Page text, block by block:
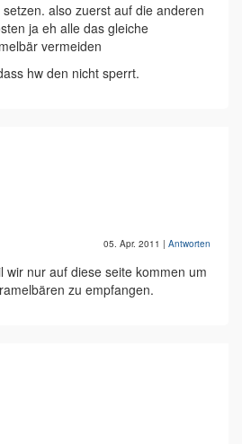
also zuerst auf die anderen
ja eh alle das gleiche
vermeiden
hw den nicht sperrt.
05. Apr. 2011 | Antworten
wir nur auf diese seite kommen um
zu empfangen.